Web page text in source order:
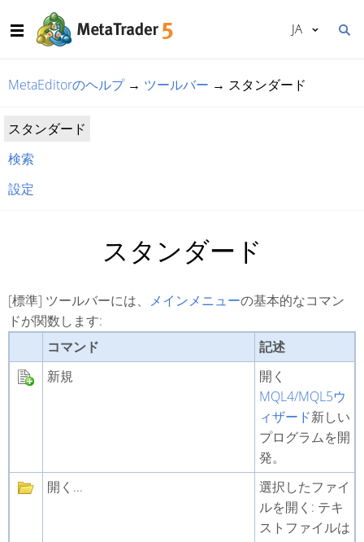
JA
MetaEditorのヘルプ→ ツールバー → スタンダード
スタンダード
検索
設定
スタンダード
[標準] ツールバーには、 メインメニューの基本的なコマン
ドが関数します:
コマンド
記述
新規
開く
MQL4/MQL5ウ
ィザード新しい
プログラムを開
発。
開く...
選択したファイ
ルを開く: テキ
ストファイルは